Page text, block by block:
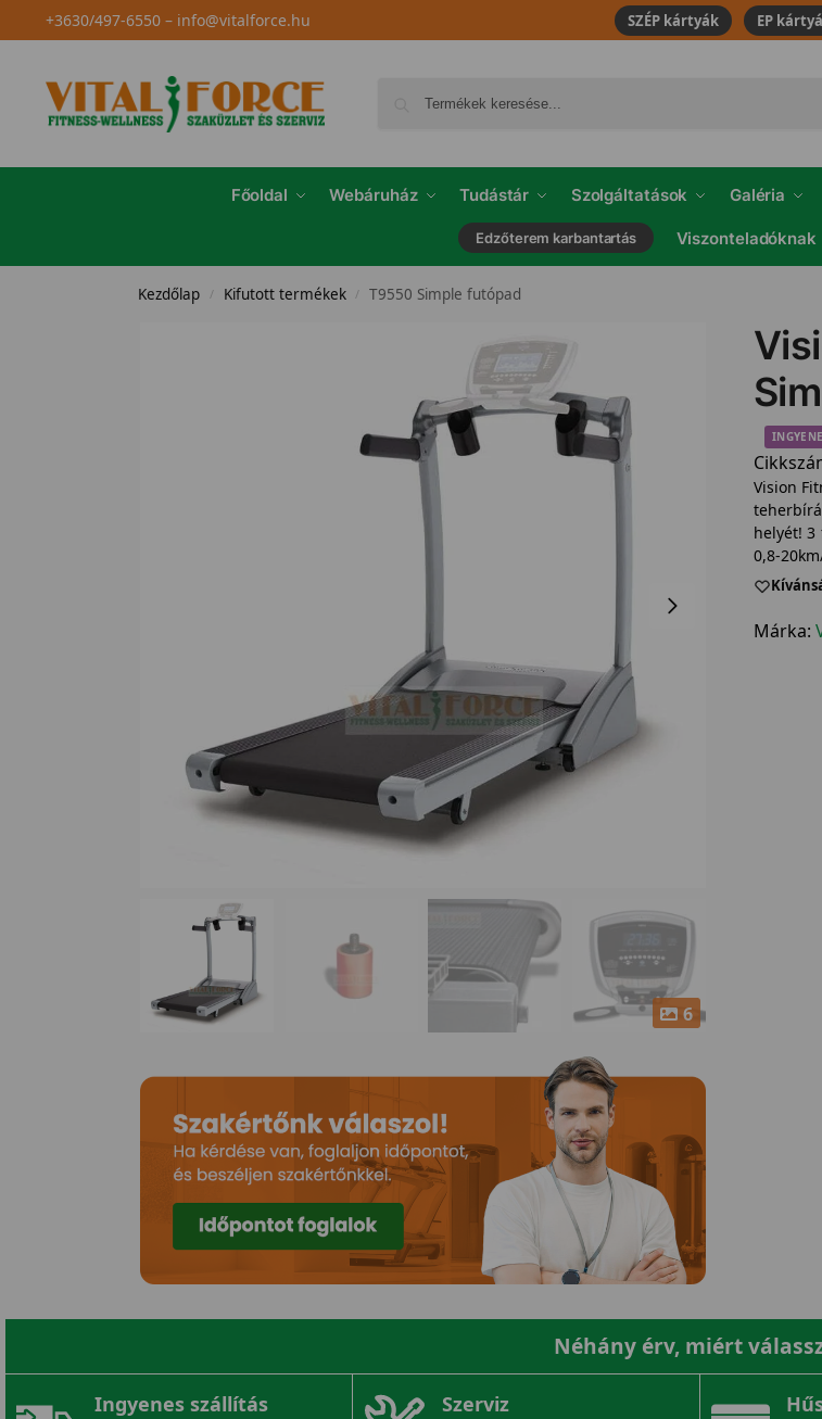
+3630/497-6550– info@vitalforce.hu SZÉP kártyák EP
Főoldal Webáruház Tudástár Szolgáltatások Galéria
Edzőterem karbantartás Viszonteladóknak
Kezdőlap / Kifutott termékek / T9550 Simple futópad
6
Vision
helyét! 3
0,8-
Márka:
Néhány érv, miért
Ingyenes szállítás Szerviz